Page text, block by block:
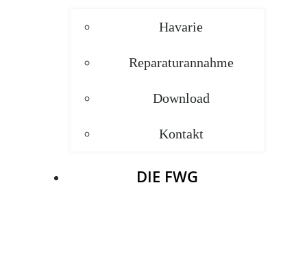
Havarie
Reparaturannahme
Download
Kontakt
DIE FWG